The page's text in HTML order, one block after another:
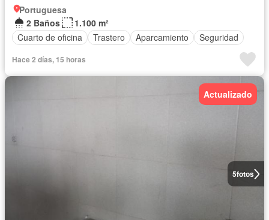
Portuguesa
2 Baños
1.100 m²
Cuarto de oficina
Trastero Aparcamiento Seguridad
Hace 2 días, 15 horas
5fotos
Actualizado